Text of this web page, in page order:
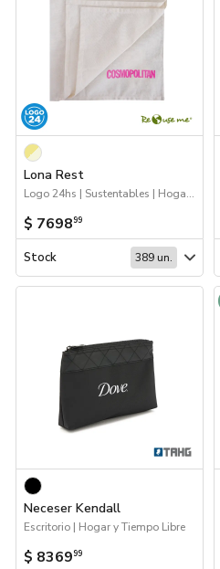
Lona Rest
Logo 24hs | Sustentables | Hogar y Tiempo Libre | Próximos Arribos
$ 769899
Stock 389 un.
Neceser Kendall
Escritorio | Hogar y Tiempo Libre
$ 836999